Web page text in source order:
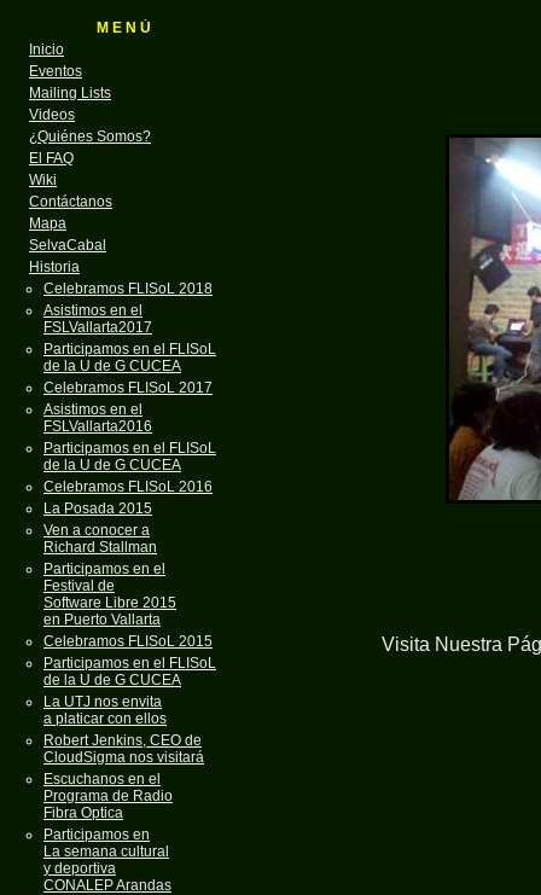
M E N Ú
Inicio
Eventos
Mailing Lists
Videos
¿Quiénes Somos?
El FAQ
Wiki
Contáctanos
Mapa
SelvaCabal
Historia
Celebramos FLISoL 2018
Asistimos en el
FSLVallarta2017
Participamos en el FLISoL
de la U de G CUCEA
Celebramos FLISoL 2017
Asistimos en el
FSLVallarta2016
Participamos en el FLISoL
de la U de G CUCEA
Celebramos FLISoL 2016
La Posada 2015
Ven a conocer a
Richard Stallman
Participamos en el
Festival de
Software Libre 2015
en Puerto Vallarta
Celebramos FLISoL 2015
Participamos en el FLISoL
de la U de G CUCEA
La UTJ nos envita
a platicar con ellos
Robert Jenkins, CEO de
CloudSigma nos visitará
Escuchanos en el
Programa de Radio
Fibra Optica
Participamos en
La semana cultural
y deportiva
CONALEP Arandas
Visita Nuestra